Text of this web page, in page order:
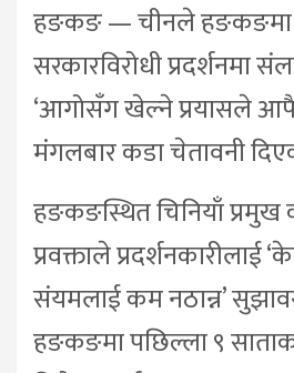
हङकङ — चीनले हङकङमा
सरकारविरोधी प्रदर्शनमा
‘आगोसँग खेल्ने प्रयासले
मंगलबार कडा चेतावनी
हङकङस्थित चिनियाँ प्रमुख
प्रवक्ताले प्रदर्शनकारीलाई
संयमलाई कम नठान्न’
हङकङमा पछिल्ला ९